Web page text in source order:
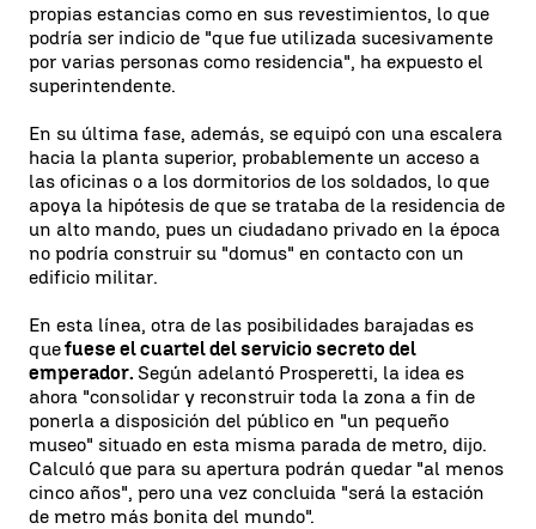
propias estancias como en sus revestimientos, lo que
podría ser indicio de "que fue utilizada sucesivamente
por varias personas como residencia", ha expuesto el
superintendente.
En su última fase, además, se equipó con una escalera
hacia la planta superior, probablemente un acceso a
las oficinas o a los dormitorios de los soldados, lo que
apoya la hipótesis de que se trataba de la residencia de
un alto mando, pues un ciudadano privado en la época
no podría construir su "domus" en contacto con un
edificio militar.
En esta línea, otra de las posibilidades barajadas es
quefuese el cuartel del servicio secreto del
emperador. Según adelantó Prosperetti, la idea es
ahora "consolidar y reconstruir toda la zona a fin de
ponerla a disposición del público en "un pequeño
museo" situado en esta misma parada de metro, dijo.
Calculó que para su apertura podrán quedar "al menos
cinco años", pero una vez concluida "será la estación
de metro más bonita del mundo".